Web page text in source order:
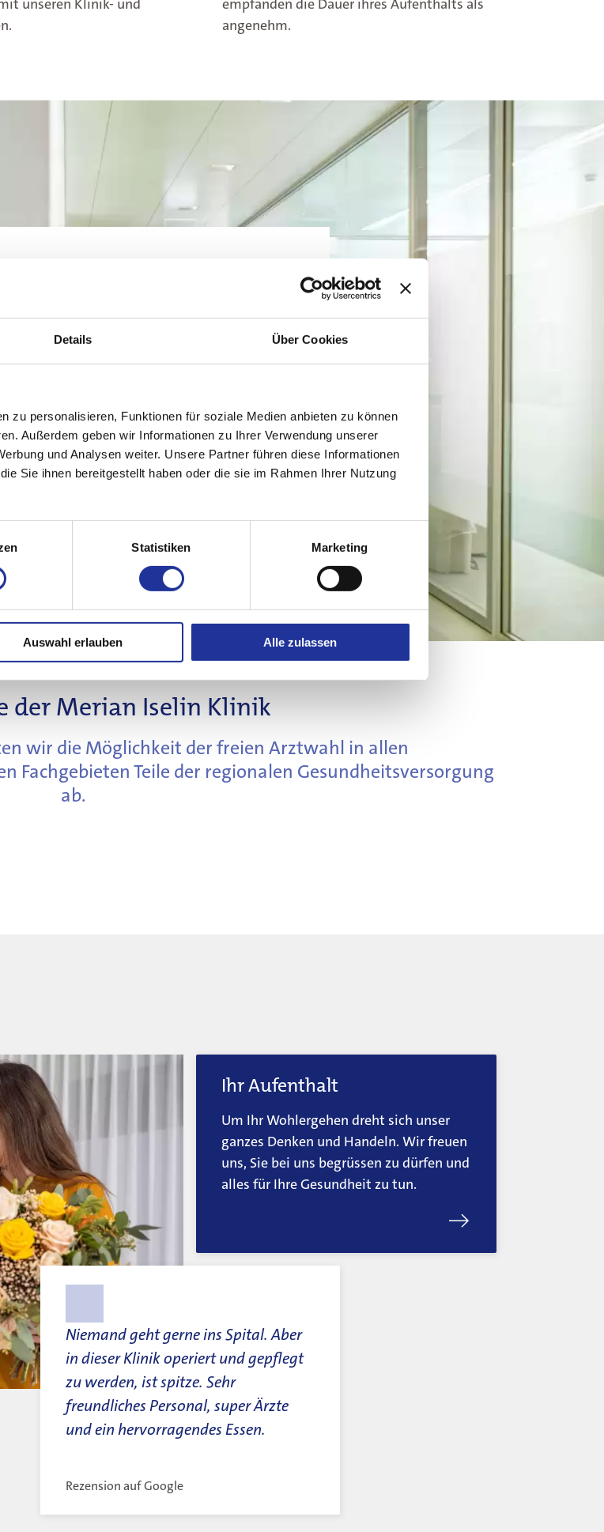
Details Über Cookies
zu personalisieren, Funktionen für soziale Medien anbieten zu können
Außerdem geben wir Informationen zu Ihrer Verwendung unserer
und Analysen weiter. Unsere Partner führen diese Informationen
Sie ihnen bereitgestellt haben oder die sie im Rahmen Ihrer Nutzung
Statistiken Marketing
Auswahl erlauben Alle zulassen
unseren Klinik- und
empfanden die Dauer ihres Aufenthalts als
angenehm.
Spezialisten
Klinik ist eine Belegarztklinik mit
Netzwerk der Nordwestschweiz
Suchen
der Merian Iselin Klinik
wir die Möglichkeit der freien Arztwahl in allen
Fachgebieten Teile der regionalen Gesundheitsversorgung
ab.
Niemand geht gerne ins Spital. Aber
in dieser Klinik operiert und gepflegt
zu werden, ist spitze. Sehr
freundliches Personal, super Ärzte
und ein hervorragendes Essen.
Rezension auf Google
Ihr Aufenthalt
Um Ihr Wohlergehen dreht sich unser
ganzes Denken und Handeln. Wir freuen
uns, Sie bei uns begrüssen zu dürfen und
alles für Ihre Gesundheit zu tun.